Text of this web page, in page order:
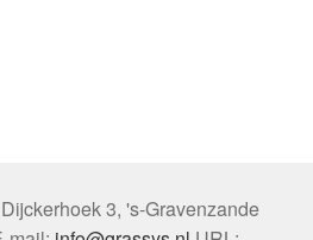
Dijckerhoek 3, 's-Gravenzande